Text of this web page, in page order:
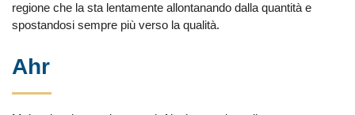
regione che la sta lentamente allontanando dalla quantità e
spostandosi sempre più verso la qualità.
Ahr